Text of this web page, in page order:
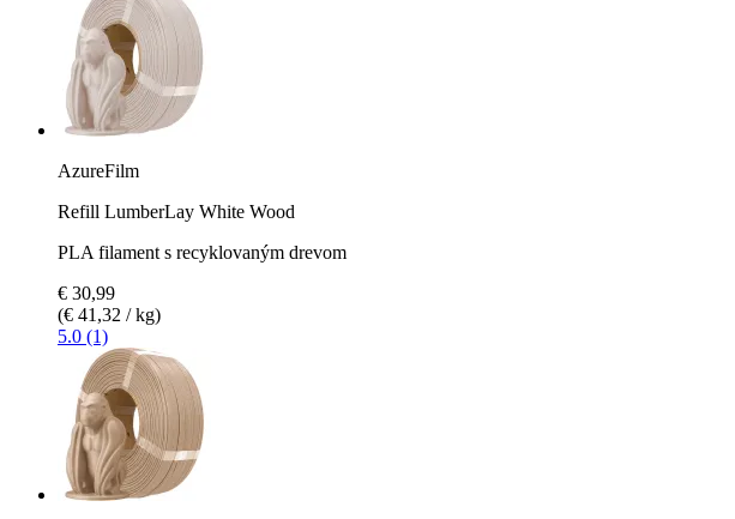
AzureFilm
Refill LumberLay White Wood
PLA filament s recyklovaným drevom
€ 30,99
(€ 41,32 / kg)
5.0 (1)